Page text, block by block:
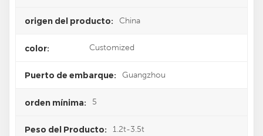
origen del producto: China
color: Customized
Puerto de embarque: Guangzhou
orden mínima: 5
Peso del Producto: 1.2t-3.5t